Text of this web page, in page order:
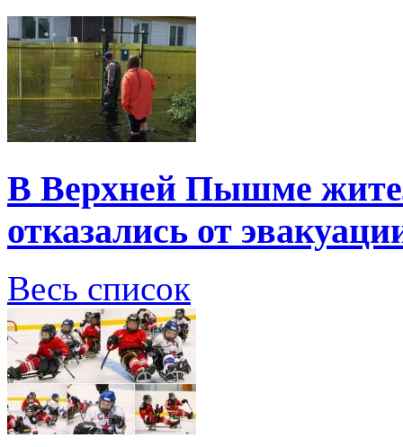
В Верхней Пышме
отказались от
Весь список